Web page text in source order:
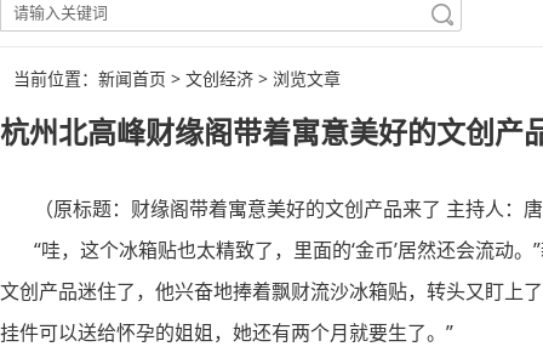
当前位置：新闻首页 > 文创经济 > 浏览文章
杭州北高峰财缘阁带着寓意美好的文创产
（原标题：财缘阁带着寓意美好的文创产品来了 主持人：
“哇，这个冰箱贴也太精致了，里面的‘金币’居然还会流动
文创产品迷住了，他兴奋地捧着飘财流沙冰箱贴，转头又盯上
挂件可以送给怀孕的姐姐，她还有两个月就要生了。”